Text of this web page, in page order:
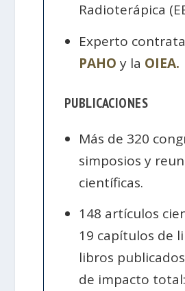
Radioterápica
Experto
PAHO y la OIEA.
PUBLICACIONES
Más de 320
simposios y
científicas.
148 artículos
19 capítulos de
libros
de impacto total: